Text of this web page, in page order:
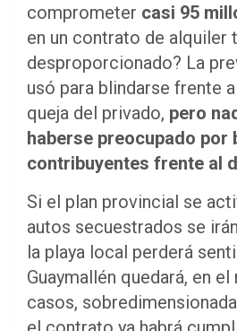
comprometer casi 95
en un contrato de alquiler
desproporcionado? La
usó para blindarse frente
queja del privado, pero
haberse preocupado por
contribuyentes frente al
Si el plan provincial se
autos secuestrados se
la playa local perderá
Guaymallén quedará, en
casos,